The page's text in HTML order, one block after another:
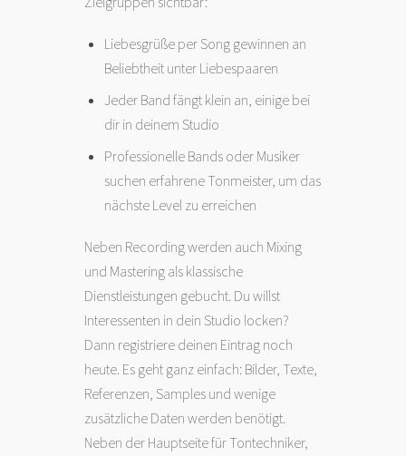
Liebesgrüße per Song gewinnen an
Beliebtheit unter Liebespaaren
Jeder Band fängt klein an, einige bei
dir in deinem Studio
Professionelle Bands oder Musiker
suchen erfahrene Tonmeister, um das
nächste Level zu erreichen
Neben Recording werden auch Mixing
und Mastering als klassische
Dienstleistungen gebucht. Du willst
Interessenten in dein Studio locken?
Dann registriere deinen Eintrag noch
heute. Es geht ganz einfach: Bilder, Texte,
Referenzen, Samples und wenige
zusätzliche Daten werden benötigt.
Neben der Hauptseite für Tontechniker,